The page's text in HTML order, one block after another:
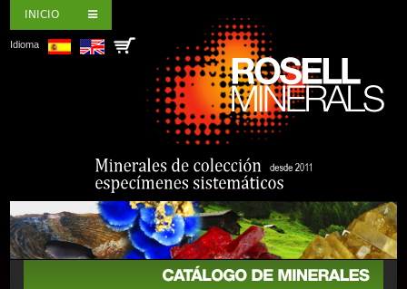
INICIO
Idioma